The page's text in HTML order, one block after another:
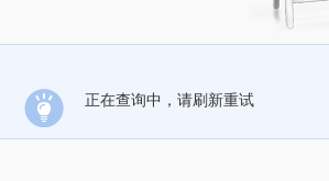
正在查询中，请刷新重试